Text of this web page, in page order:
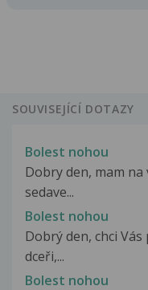
SOUVISEJÍCÍ DOTAZY
Bolest nohou
Dobry den, mam na
sedave...
Bolest nohou
Dobrý den, chci
dceři,...
Bolest nohou